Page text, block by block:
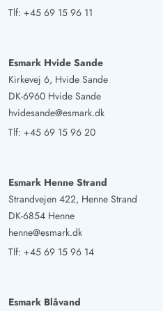
Tlf: +45 69 15 96 11
Esmark Hvide Sande
Kirkevej 6, Hvide Sande
DK-6960 Hvide Sande
hvidesande@esmark.dk
Tlf: +45 69 15 96 20
Esmark Henne Strand
Strandvejen 422, Henne Strand
DK-6854 Henne
henne@esmark.dk
Tlf: +45 69 15 96 14
Esmark Blåvand